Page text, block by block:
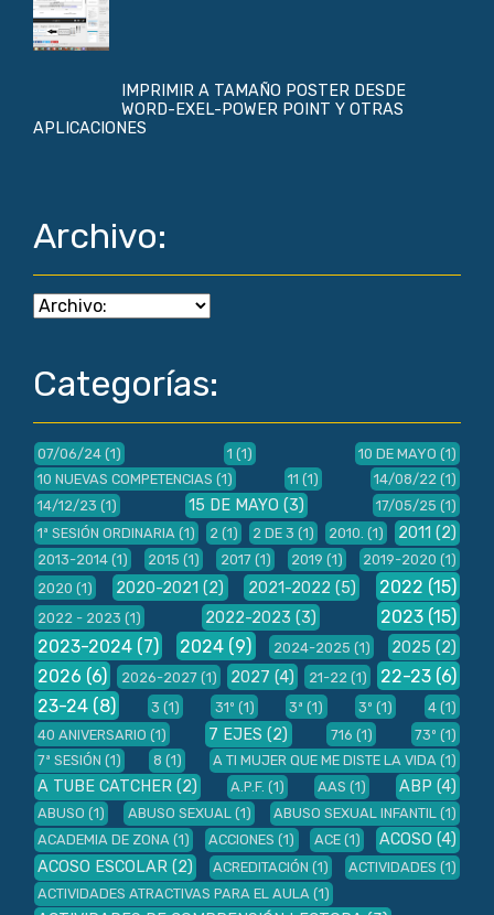
IMPRIMIR A TAMAÑO POSTER DESDE
WORD-EXEL-POWER POINT Y OTRAS
APLICACIONES
Archivo:
Categorías:
07/06/24 (1) 1 (1) 10 DE MAYO (1)
10 NUEVAS COMPETENCIAS (1) 11 (1) 14/08/22 (1)
14/12/23 (1) 15 DE MAYO (3) 17/05/25 (1)
1ª SESIÓN ORDINARIA (1) 2 (1) 2 DE 3 (1) 2010. (1) 2011 (2)
2013-2014 (1) 2015 (1) 2017 (1) 2019 (1) 2019-2020 (1)
2020 (1) 2020-2021 (2) 2021-2022 (5) 2022 (15)
2022 - 2023 (1) 2022-2023 (3) 2023 (15)
2023-2024 (7) 2024 (9) 2024-2025 (1) 2025 (2)
2026 (6) 2026-2027 (1) 2027 (4) 21-22 (1) 22-23 (6)
23-24 (8) 3 (1) 31º (1) 3ª (1) 3º (1) 4 (1)
40 ANIVERSARIO (1) 7 EJES (2) 716 (1) 73º (1)
7ª SESIÓN (1) 8 (1) A TI MUJER QUE ME DISTE LA VIDA (1)
A TUBE CATCHER (2) A.P.F. (1) AAS (1) ABP (4)
ABUSO (1) ABUSO SEXUAL (1) ABUSO SEXUAL INFANTIL (1)
ACADEMIA DE ZONA (1) ACCIONES (1) ACE (1) ACOSO (4)
ACOSO ESCOLAR (2) ACREDITACIÓN (1) ACTIVIDADES (1)
ACTIVIDADES ATRACTIVAS PARA EL AULA (1)